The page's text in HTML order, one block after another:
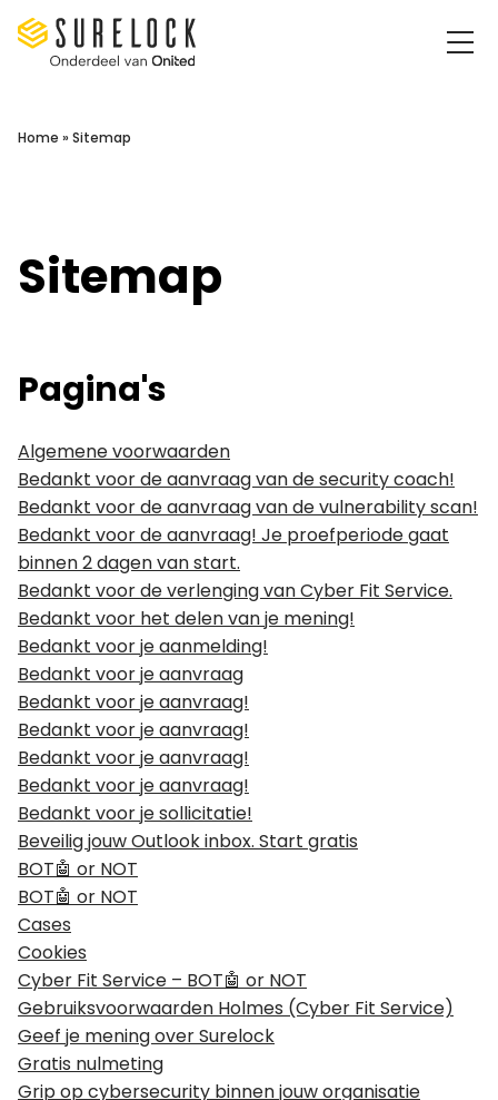
Surelock IT Security Services
Home » Sitemap
Sitemap
Pagina's
Algemene voorwaarden
Bedankt voor de aanvraag van de security coach!
Bedankt voor de aanvraag van de vulnerability scan!
Bedankt voor de aanvraag! Je proefperiode gaat
binnen 2 dagen van start.
Bedankt voor de verlenging van Cyber Fit Service.
Bedankt voor het delen van je mening!
Bedankt voor je aanmelding!
Bedankt voor je aanvraag
Bedankt voor je aanvraag!
Bedankt voor je aanvraag!
Bedankt voor je aanvraag!
Bedankt voor je aanvraag!
Bedankt voor je sollicitatie!
Beveilig jouw Outlook inbox. Start gratis
BOT🤖 or NOT
BOT🤖 or NOT
Cases
Cookies
Cyber Fit Service – BOT🤖 or NOT
Gebruiksvoorwaarden Holmes (Cyber Fit Service)
Geef je mening over Surelock
Gratis nulmeting
Grip op cybersecurity binnen jouw organisatie